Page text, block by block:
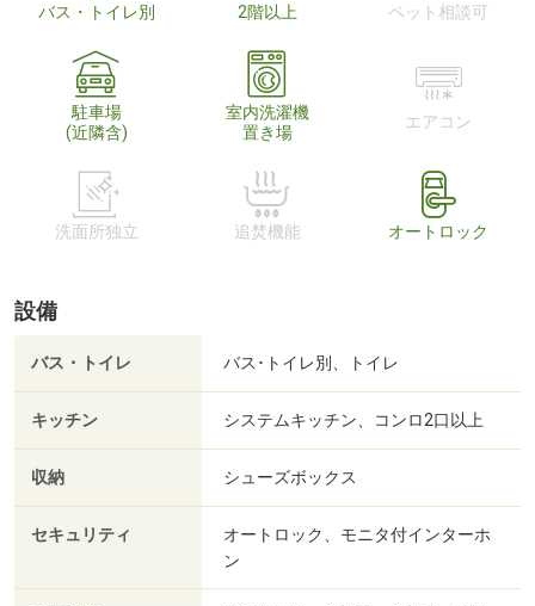
バス・トイレ別 2階以上 ペット相談可
駐車場
(近隣含)
室内洗濯機
置き場
エアコン
洗面所独立 追焚機能 オートロック
設備
バス・トイレ バス･トイレ別、トイレ
キッチン システムキッチン、コンロ2口以上
収納 シューズボックス
セキュリティ
オートロック、モニタ付インターホ
ン